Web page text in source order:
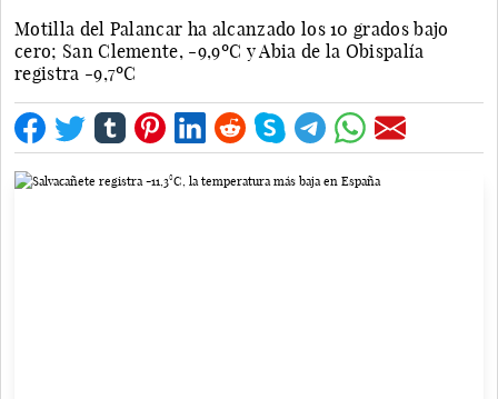
Motilla del Palancar ha alcanzado los 10 grados bajo
cero; San Clemente, -9,9ºC y Abia de la Obispalía
registra -9,7ºC